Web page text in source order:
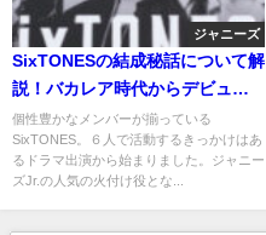
ジャニーズ
SixTONESの結成秘話について解
説！バカレア時代からデビュー
までを紹介！
個性豊かなメンバーが揃っている
SixTONES。６人で活動するきっかけはあ
るドラマ出演から始まりました。ジャニー
ズJr.の人気の火付け役とな...